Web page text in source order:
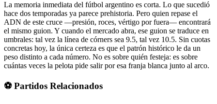
La memoria inmediata del fútbol argentino es corta. Lo que sucedió
hace dos temporadas ya parece prehistoria. Pero quien repase el
ADN de este cruce —presión, roces, vértigo por fuera— encontrará
el mismo guion. Y cuando el mercado abra, ese guion se traduce en
umbrales: tal vez la línea de córners sea 9.5, tal vez 10.5. Sin cuotas
concretas hoy, la única certeza es que el patrón histórico le da un
peso distinto a cada número. No es sobre quién festeja: es sobre
cuántas veces la pelota pide salir por esa franja blanca junto al arco.
⚽ Partidos Relacionados